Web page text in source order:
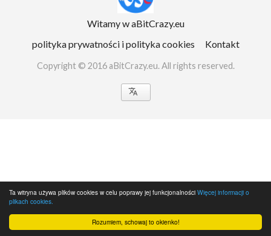
Rozumiem, schowaj to okienko!
Ta witryna używa plików cookies w celu poprawy jej funkcjonalności Więcej informacji o
plikach cookies.
Witamy w aBitCrazy.eu
polityka prywatności i polityka cookies
Kontakt
Copyright © 2016 aBitCrazy.eu. All rights reserved.
